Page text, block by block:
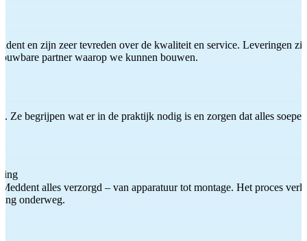
en zijn zeer tevreden over de kwaliteit en service. Leveringen
partner waarop we kunnen bouwen.
Ze begrijpen wat er in de praktijk nodig is en zorgen dat alles
alles verzorgd – van apparatuur tot montage. Het proces
onderweg.